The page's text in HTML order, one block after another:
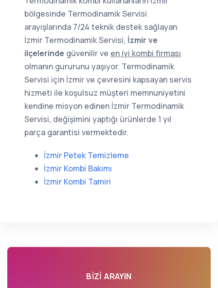
bölgesinde Termodinamik Servisi
arayışlarında 7/24 teknik destek sağlayan
İzmir Termodinamik Servisi, İzmir ve
ilçelerinde güvenilir ve en iyi kombi firması
olmanın gururunu yaşıyor. Termodinamik
Servisi için İzmir ve çevresini kapsayan servis
hizmeti ile koşulsuz müşteri memnuniyetini
kendine misyon edinen İzmir Termodinamik
Servisi, değişimini yaptığı ürünlerde 1 yıl
parça garantisi vermektedir.
İzmir Petek Temizleme
İzmir Kombi Bakımı
İzmir Kombi Tamiri
BIZI ARAYIN